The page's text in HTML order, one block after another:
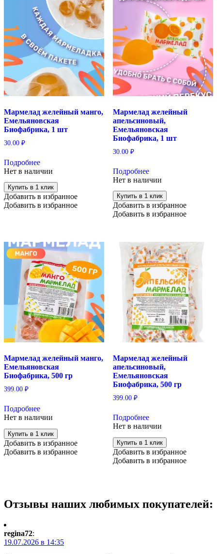
Мармелад желейный манго,
Емельяновская
Биофабрика, 1 шт
30.00 ₽
Подробнее
Нет в наличии
Купить в 1 клик
Добавить в избранное
Добавить в избранное
Мармелад желейный
апельсиновый,
Емельяновская
Биофабрика, 1 шт
30.00 ₽
Подробнее
Нет в наличии
Купить в 1 клик
Добавить в избранное
Добавить в избранное
Мармелад желейный манго,
Емельяновская
Биофабрика, 500 гр
399.00 ₽
Подробнее
Нет в наличии
Купить в 1 клик
Добавить в избранное
Добавить в избранное
Мармелад желейный
апельсиновый,
Емельяновская
Биофабрика, 500 гр
399.00 ₽
Подробнее
Нет в наличии
Купить в 1 клик
Добавить в избранное
Добавить в избранное
Отзывы наших любимых покупателей:
regina72:
19.07.2026 в 14:35